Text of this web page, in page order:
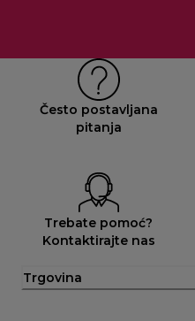
Često postavljana
pitanja
Trebate pomoć?
Kontaktirajte nas
Trgovina